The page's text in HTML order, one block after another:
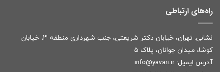
راه‌های ارتباطی
نشانی: تهران، خیابان دکتر شریعتی، جنب شهرداری منطقه ۳، خیابان
کوشا، میدان جوانان، پلاک ۵
آدرس ایمیل: info@yavari.ir